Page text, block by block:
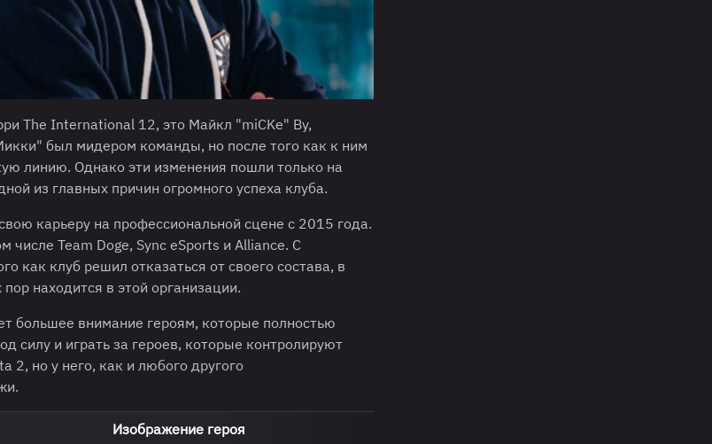
The International 12, это Майкл "miCKe" Ву,
был мидером команды, но после того как к ним
линию. Однако эти изменения пошли только на
из главных причин огромного успеха клуба.
карьеру на профессиональной сцене с 2015 года.
числе Team Doge, Sync eSports и Alliance. С
как клуб решил отказаться от своего состава, в
находится в этой организации.
большее внимание героям, которые полностью
силу и играть за героев, которые контролируют
2, но у него, как и любого другого
Изображение героя